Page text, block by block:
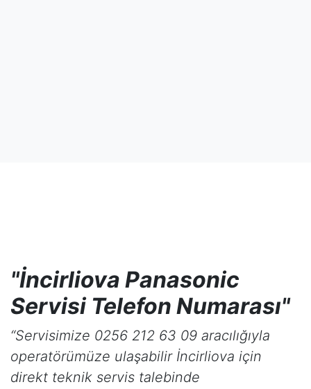
"İncirliova Panasonic
Servisi Telefon Numarası"
“Servisimize 0256 212 63 09 aracılığıyla
operatörümüze ulaşabilir İncirliova için
direkt teknik servis talebinde